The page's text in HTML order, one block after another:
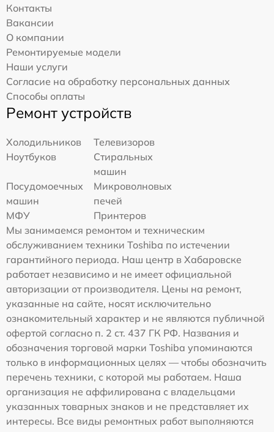
Контакты
Вакансии
О компании
Ремонтируемые модели
Наши услуги
Согласие на обработку персональных данных
Способы оплаты
Ремонт устройств
Холодильников
Телевизоров
Ноутбуков
Стиральных
машин
Посудомоечных
машин
Микроволновых
печей
МФУ
Принтеров
Мы занимаемся ремонтом и техническим
обслуживанием техники Toshiba по истечении
гарантийного периода. Наш центр в Хабаровске
работает независимо и не имеет официальной
авторизации от производителя. Цены на ремонт,
указанные на сайте, носят исключительно
ознакомительный характер и не являются публичной
офертой согласно п. 2 ст. 437 ГК РФ. Названия и
обозначения торговой марки Toshiba упоминаются
только в информационных целях — чтобы обозначить
перечень техники, с которой мы работаем. Наша
организация не аффилирована с владельцами
указанных товарных знаков и не представляет их
интересы. Все виды ремонтных работ выполняются